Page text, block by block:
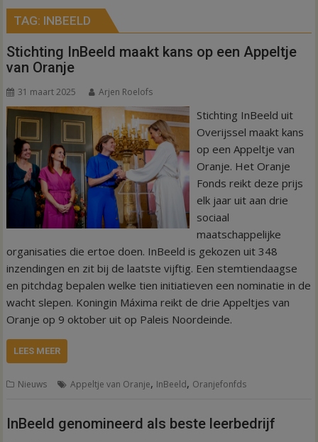
TAG: INBEELD
Stichting InBeeld maakt kans op een Appeltje
van Oranje
31 maart 2025 Arjen Roelofs
Stichting InBeeld uit
Overijssel maakt kans
op een Appeltje van
Oranje. Het Oranje
Fonds reikt deze prijs
elk jaar uit aan drie
sociaal
maatschappelijke
organisaties die ertoe doen. InBeeld is gekozen uit 348
inzendingen en zit bij de laatste vijftig. Een stemtiendaagse
en pitchdag bepalen welke tien initiatieven een nominatie in de
wacht slepen. Koningin Máxima reikt de drie Appeltjes van
Oranje op 9 oktober uit op Paleis Noordeinde.
LEES MEER
Nieuws Appeltje van Oranje, InBeeld, Oranjefonfds
InBeeld genomineerd als beste leerbedrijf